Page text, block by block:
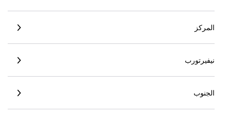
المركز
نيفيرتورب
الجنوب